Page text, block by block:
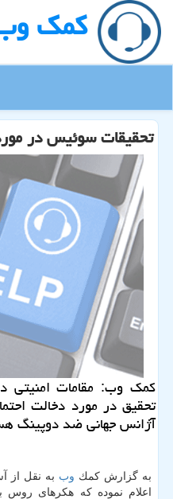
كمك
تحقیقات سوئیس در
كمك وب: مقامات
تحقیق در مورد دخالت
آژانس جهانی ضد دوپینگ
به گزارش كمك وب به نقل از
اعلام نموده كه هكرهای